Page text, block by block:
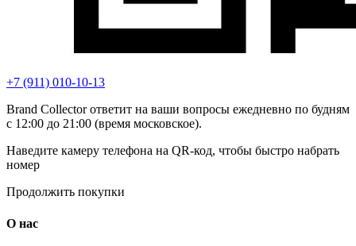
+7 (911) 010-10-13
Brand Collector ответит на ваши вопросы ежедневно по будням
с 12:00 до 21:00 (время московское).
Наведите камеру телефона на QR-код, чтобы быстро набрать
номер
Продолжить покупки
О нас